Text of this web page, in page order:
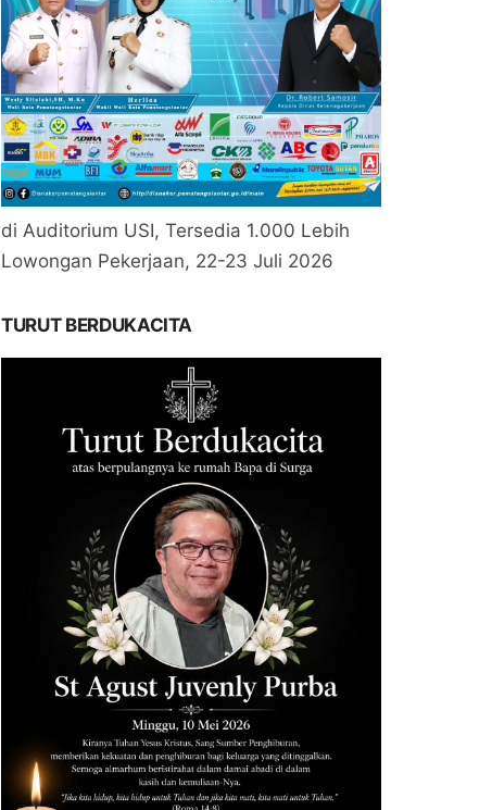
di Auditorium USI, Tersedia 1.000 Lebih
Lowongan Pekerjaan, 22-23 Juli 2026
TURUT BERDUKACITA